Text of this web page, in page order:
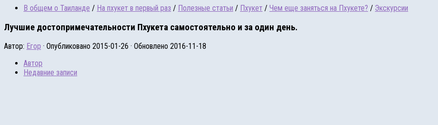
В общем о Таиланде / На пхукет в первый раз / Полезные статьи / Пхукет / Чем еще заняться на Пхукете? / Экскурсии
Лучшие достопримечательности Пхукета самостоятельно и за один день.
Автор: Егор · Опубликовано 2015-01-26 · Обновлено 2016-11-18
Автор
Недавние записи